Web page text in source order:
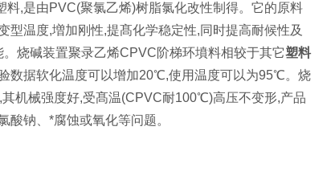
,是由PVC(聚氯乙烯)树脂氯化改性制得。它的原料
温度,増加刚性,提髙化学稳定性,同时提高耐候性及
烧碱装置聚录乙烯CPVC阶梯环墳料相较于其它塑料
数据软化温度可以增加20℃,使用温度可以为95℃。烧
机械强度好,受髙温(CPVC耐100℃)高压不变形,产品
酸钠、*腐蚀或氧化等问题。